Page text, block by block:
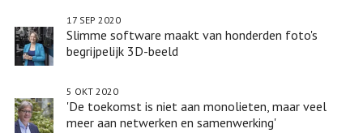
integratie
Slimme software maakt van honderden foto's
begrijpelijk 3D-beeld
17 SEP 2020
'De toekomst is niet aan monolieten, maar veel
meer aan netwerken en samenwerking'
5 OKT 2020